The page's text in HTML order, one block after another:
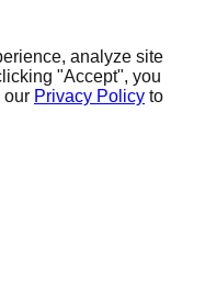
analyze site
"Accept", you
our Privacy Policy to